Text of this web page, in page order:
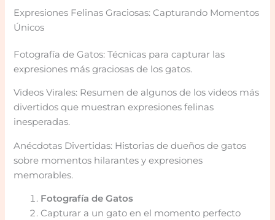
Expresiones Felinas Graciosas: Capturando Momentos
Únicos
Fotografía de Gatos: Técnicas para capturar las
expresiones más graciosas de los gatos.
Videos Virales: Resumen de algunos de los videos más
divertidos que muestran expresiones felinas
inesperadas.
Anécdotas Divertidas: Historias de dueños de gatos
sobre momentos hilarantes y expresiones
memorables.
Fotografía de Gatos
Capturar a un gato en el momento perfecto